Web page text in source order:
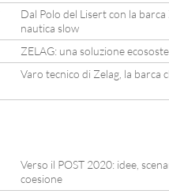
Dal Polo del Lisert con la
nautica slow
ZELAG: una soluzione
Varo tecnico di Zelag, la barca
Verso il POST 2020: idee,
coesione